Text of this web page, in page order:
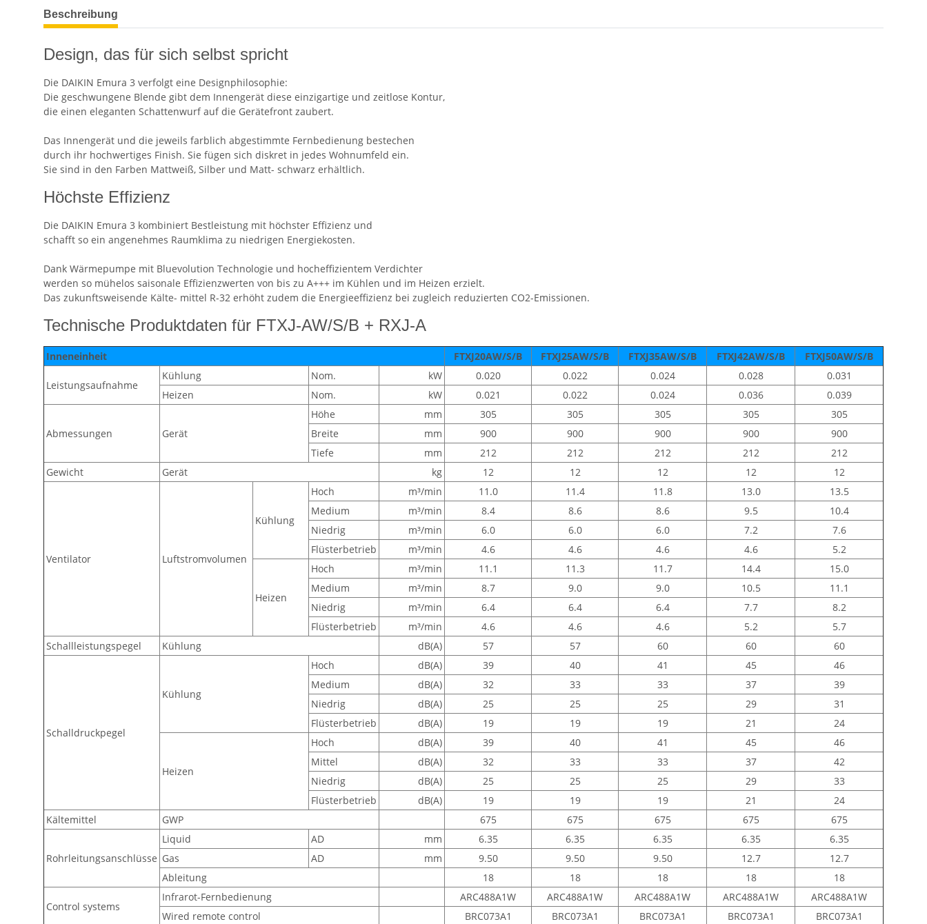
weitere Registerkarten anzeigen
Beschreibung
Design, das für sich selbst spricht
Die DAIKIN Emura 3 verfolgt eine Designphilosophie:
Die geschwungene Blende gibt dem Innengerät diese einzigartige und zeitlose Kontur,
die einen eleganten Schattenwurf auf die Gerätefront zaubert.
Das Innengerät und die jeweils farblich abgestimmte Fernbedienung bestechen
durch ihr hochwertiges Finish. Sie fügen sich diskret in jedes Wohnumfeld ein.
Sie sind in den Farben Mattweiß, Silber und Matt- schwarz erhältlich.
Höchste Effizienz
Die DAIKIN Emura 3 kombiniert Bestleistung mit höchster Effizienz und
schafft so ein angenehmes Raumklima zu niedrigen Energiekosten.
Dank Wärmepumpe mit Bluevolution Technologie und hocheffizientem Verdichter
werden so mühelos saisonale Effizienzwerten von bis zu A+++ im Kühlen und im Heizen erzielt.
Das zukunftsweisende Kälte- mittel R-32 erhöht zudem die Energieeffizienz bei zugleich reduzierten CO2-Emissionen.
Technische Produktdaten für FTXJ-AW/S/B + RXJ-A
Inneneinheit FTXJ20AW/S/B FTXJ25AW/S/B FTXJ35AW/S/B FTXJ42AW/S/B FTXJ50AW/S/B
Leistungsaufnahme
Kühlung Nom. kW 0.020 0.022 0.024 0.028
0.031
Heizen
Nom. kW 0.021 0.022 0.024 0.036 0.039
Abmessungen Gerät
Höhe mm 305 305 305 305
305
Breite
mm 900 900 900 900
900
Tiefe
mm 212 212 212 212
212
Gewicht
Gerät kg 12 12 12 12 12
Ventilator Luftstromvolumen
Kühlung
Hoch m³/min 11.0 11.4 11.8 13.0
13.5
Medium
m³/min 8.4 8.6 8.6 9.5
10.4
Niedrig
m³/min 6.0 6.0 6.0 7.2
7.6
Flüsterbetrieb
m³/min 4.6 4.6 4.6 4.6 5.2
Heizen
Hoch m³/min 11.1 11.3 11.7 14.4
15.0
Medium
m³/min 8.7 9.0 9.0 10.5
11.1
Niedrig
m³/min 6.4 6.4 6.4 7.7
8.2
Flüsterbetrieb
m³/min 4.6 4.6 4.6 5.2
5.7
Schallleistungspegel
Kühlung dB(A) 57 57 60 60 60
Schalldruckpegel
Kühlung
Hoch dB(A) 39 40 41 45
46
Medium
dB(A) 32 33 33 37
39
Niedrig
dB(A) 25 25 25 29
31
Flüsterbetrieb
dB(A) 19 19 19 21 24
Heizen
Hoch dB(A) 39 40 41 45
46
Mittel
dB(A) 32 33 33 37
42
Niedrig
dB(A) 25 25 25 29
33
Flüsterbetrieb
dB(A) 19 19 19 21
24
Kältemittel
GWP 675 675 675 675 675
Rohrleitungsanschlüsse
Liquid AD mm 6.35 6.35 6.35 6.35
6.35
Gas
AD mm 9.50 9.50 9.50 12.7
12.7
Ableitung
18 18 18 18 18
Control systems
Infrarot-Fernbedienung ARC488A1W ARC488A1W ARC488A1W ARC488A1W
ARC488A1W
Wired remote control
BRC073A1 BRC073A1 BRC073A1 BRC073A1 BRC073A1